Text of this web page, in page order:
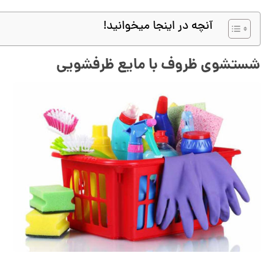
آنچه در اینجا میخوانید!
شستشوی ظروف با مایع ظرفشویی